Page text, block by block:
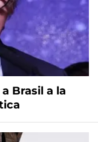
Brasil a la